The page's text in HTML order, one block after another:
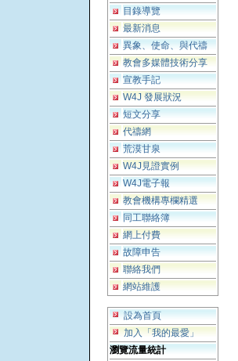
目錄導覽
最新消息
異象、使命、與代禱
教會多媒體技術分享
宣教手記
W4J 發展狀況
短文分享
代禱網
荒漠甘泉
W4J見證實例
W4J電子報
教會機構專欄精選
同工聯絡簿
網上付費
故障申告
聯絡我們
網站維護
設為首頁
加入「我的最愛」
瀏覽流量統計